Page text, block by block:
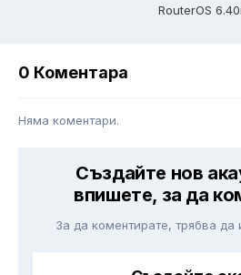
RouterOS
0 Коментара
Няма коментари.
Създайте нов
впишете, за да
За да коментирате, трябва да